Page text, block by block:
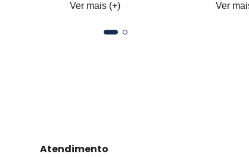
Ver mais (+) Ver
Atendimento